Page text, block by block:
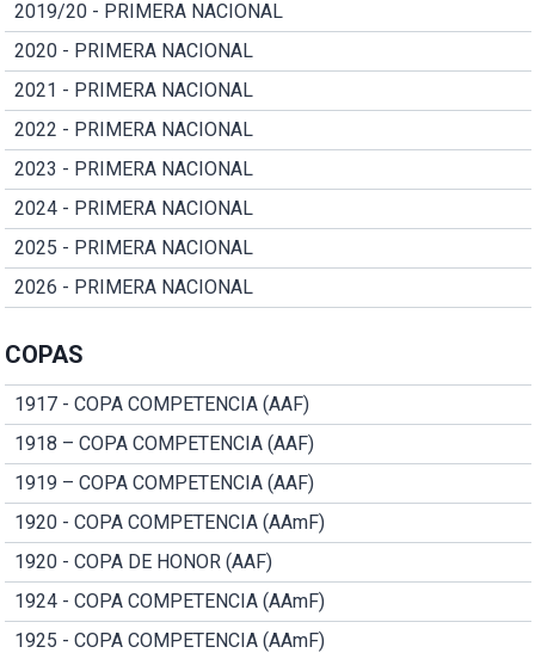
2019/20 - PRIMERA NACIONAL
2020 - PRIMERA NACIONAL
2021 - PRIMERA NACIONAL
2022 - PRIMERA NACIONAL
2023 - PRIMERA NACIONAL
2024 - PRIMERA NACIONAL
2025 - PRIMERA NACIONAL
2026 - PRIMERA NACIONAL
COPAS
1917 - COPA COMPETENCIA (AAF)
1918 – COPA COMPETENCIA (AAF)
1919 – COPA COMPETENCIA (AAF)
1920 - COPA COMPETENCIA (AAmF)
1920 - COPA DE HONOR (AAF)
1924 - COPA COMPETENCIA (AAmF)
1925 - COPA COMPETENCIA (AAmF)